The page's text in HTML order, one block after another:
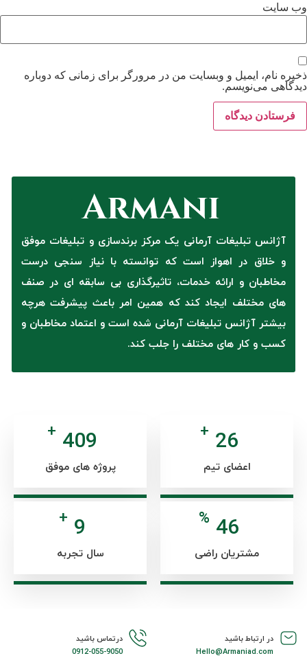
وب‌ سایت
ذخیره نام، ایمیل و وبسایت من در مرورگر برای زمانی که دوباره
دیدگاهی می‌نویسم.
آژانس تبلیغات آرمانی یک مرکز برندسازی و تبلیغات موفق
و خلاق در اهواز است که توانسته با نیاز سنجی درست
مخاطبان و ارائه خدمات، تاثیرگذاری بی سابقه ای در صنف
های مختلف ایجاد کند که همین امر باعث پیشرفت هرچه
بیشتر آژانس تبلیغات آرمانی شده است و اعتماد مخاطبان و
کسب و کار های مختلف را جلب کند.
33
+
اعضای تیم
516
+
پروژه های موفق
58
%
مشتریان راضی
12
+
سال تجربه
در ارتباط باشید
Hello@Armaniad.com
درتماس باشید
0912-055-9050